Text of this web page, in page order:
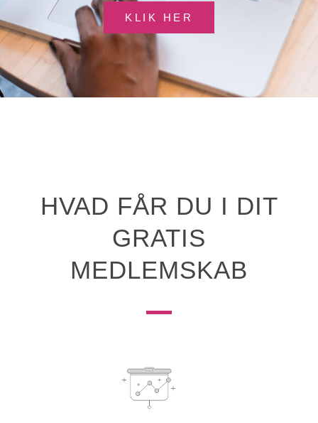
KLIK HER
HVAD FÅR DU I DIT
GRATIS
MEDLEMSKAB